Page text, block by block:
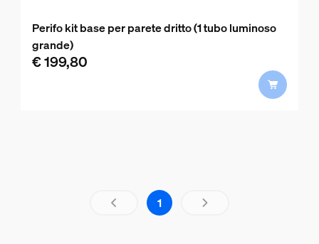
Perifo kit base per parete dritto (1 tubo luminoso
grande)
product.with.€ 199,80
€ 199,80
aria.live.1.out.of.1
1